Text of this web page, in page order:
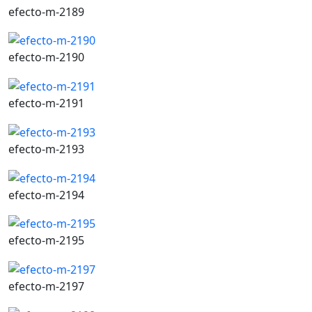
efecto-m-2189
efecto-m-2190
efecto-m-2191
efecto-m-2193
efecto-m-2194
efecto-m-2195
efecto-m-2197